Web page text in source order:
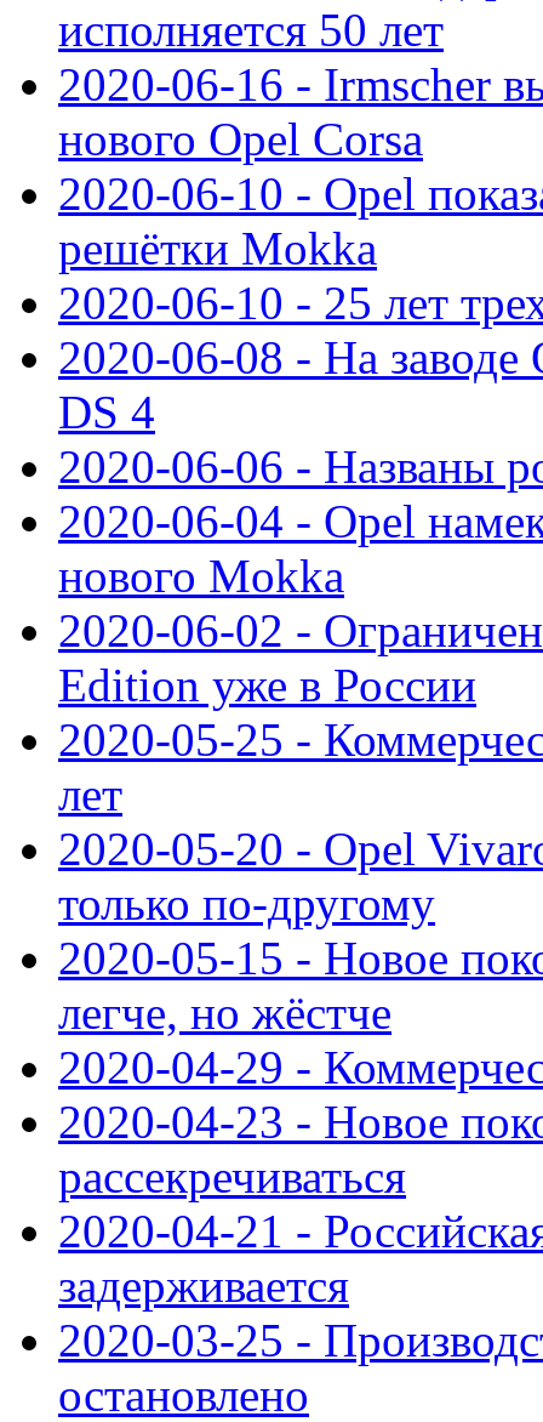
исполняется 50 лет
2020-06-16 - Irmscher
нового Opel Corsa
2020-06-10 - Opel
решётки Mokka
2020-06-10 - 25 лет
2020-06-08 - На заводе
DS 4
2020-06-06 - Названы
2020-06-04 - Opel
нового Mokka
2020-06-02 -
Edition уже в России
2020-05-25 -
лет
2020-05-20 - Opel
только по-другому
2020-05-15 - Новое
легче, но жёстче
2020-04-29 -
2020-04-23 - Новое
рассекречиваться
2020-04-21 -
задерживается
2020-03-25 -
остановлено